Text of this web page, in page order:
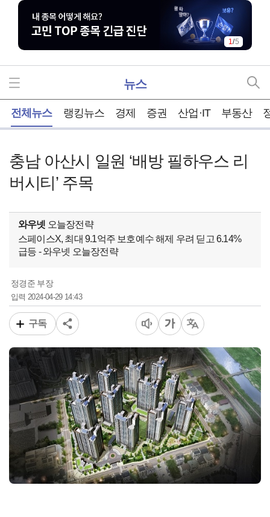
1/5
뉴스
전체뉴스 랭킹뉴스 경제 증권 산업·IT 부동산
충남 아산시 일원 ‘배방 필하우스 리
버시티’ 주목
와우넷 오늘장전략
스페이스X, 최대 9.1억주 보호예수 해제 우려 딛고 6.14%
급등 - 와우넷 오늘장전략
정경준 부장
입력2024-04-29 14:43
구독